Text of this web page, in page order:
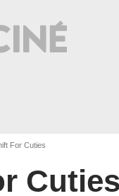
For Cuties
Cuties